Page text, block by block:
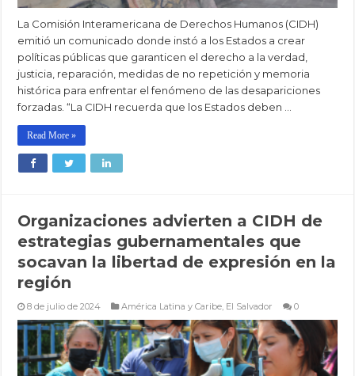
La Comisión Interamericana de Derechos Humanos (CIDH)
emitió un comunicado donde instó a los Estados a crear
políticas públicas que garanticen el derecho a la verdad,
justicia, reparación, medidas de no repetición y memoria
histórica para enfrentar el fenómeno de las desapariciones
forzadas. “La CIDH recuerda que los Estados deben …
Read More »
Organizaciones advierten a CIDH de
estrategias gubernamentales que
socavan la libertad de expresión en la
región
8 de julio de 2024 América Latina y Caribe El Salvador 0